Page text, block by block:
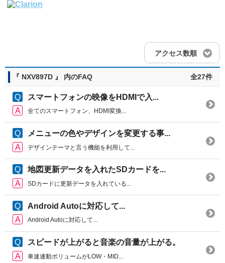
アクセス数順
『 NXV897D 』 内のFAQ 全27件
スマートフォンの映像をHDMIで入...
全てのスマートフォン、HDMI変換...
メニューの色やデザインを変更する事...
デザインテーマと言う機能を利用して...
地図更新データを入れたSDカードを...
SDカードに更新データを入れている...
Android Autoに対応して...
Android Autoに対応して...
スピードが上がると音楽の音量が上がる。
車速連動ボリュームがLOW・MID...